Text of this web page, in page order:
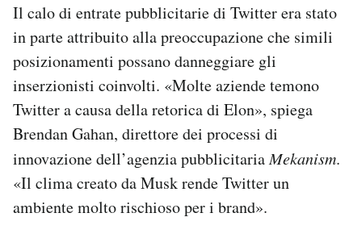
Il calo di entrate pubblicitarie di Twitter era stato
in parte attribuito alla preoccupazione che simili
posizionamenti possano danneggiare gli
inserzionisti coinvolti. «Molte aziende temono
Twitter a causa della retorica di Elon», spiega
Brendan Gahan, direttore dei processi di
innovazione dell’agenzia pubblicitariaMekanism.
«Il clima creato da Musk rende Twitter un
ambiente molto rischioso per i brand».